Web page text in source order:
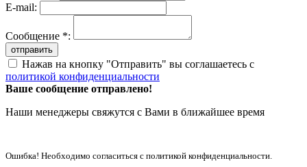
E-mail:
Сообщение *:
отправить
Нажав на кнопку "Отправить" вы соглашаетесь с
политикой конфиденциальности
Ваше сообщение отправлено!
Наши менеджеры свяжутся с Вами в ближайшее время
Ошибка! Необходимо согласиться с политикой конфиденциальности.